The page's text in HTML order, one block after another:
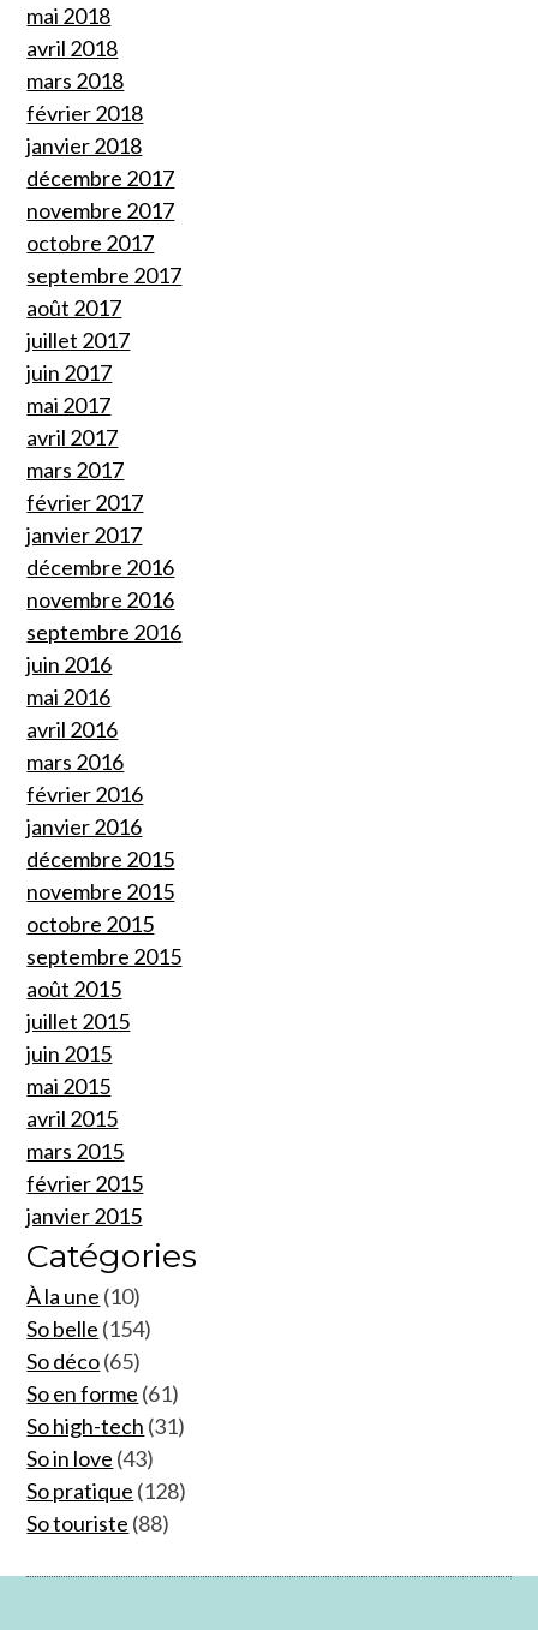
mai 2018
avril 2018
mars 2018
février 2018
janvier 2018
décembre 2017
novembre 2017
octobre 2017
septembre 2017
août 2017
juillet 2017
juin 2017
mai 2017
avril 2017
mars 2017
février 2017
janvier 2017
décembre 2016
novembre 2016
septembre 2016
juin 2016
mai 2016
avril 2016
mars 2016
février 2016
janvier 2016
décembre 2015
novembre 2015
octobre 2015
septembre 2015
août 2015
juillet 2015
juin 2015
mai 2015
avril 2015
mars 2015
février 2015
janvier 2015
Catégories
À la une (10)
So belle (154)
So déco(65)
So en forme (61)
So high-tech (31)
So in love (43)
So pratique (128)
So touriste (88)